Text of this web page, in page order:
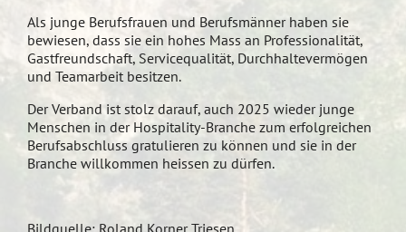
Als junge Berufsfrauen und Berufsmänner haben sie
bewiesen, dass sie ein hohes Mass an Professionalität,
Gastfreundschaft, Servicequalität, Durchhaltevermögen
und Teamarbeit besitzen.
Der Verband ist stolz darauf, auch 2025 wieder junge
Menschen in der Hospitality-Branche zum erfolgreichen
Berufsabschluss gratulieren zu können und sie in der
Branche willkommen heissen zu dürfen.